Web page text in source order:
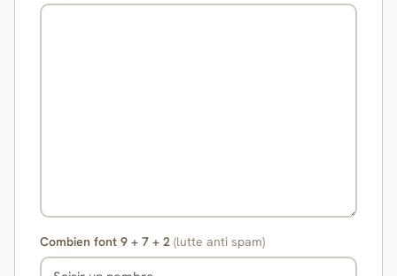
Combien font 9 + 7 + 2 (lutte anti spam)